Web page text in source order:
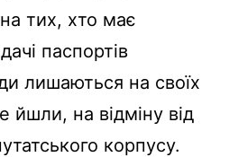
тих, хто має
паспортів
лишаються на своїх
йшли, на відміну від
корпусу.